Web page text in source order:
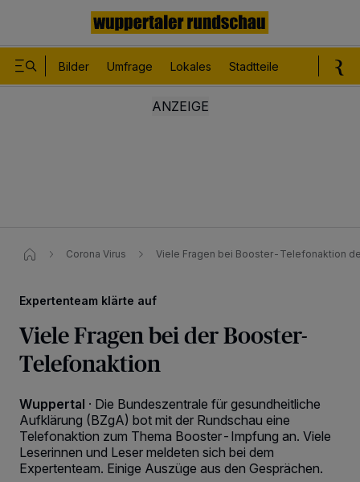
Bilder Umfrage Lokales Stadtteile
Corona Virus Viele Fragen bei Booster-Telefonaktion
Expertenteam klärte auf
Viele Fragen bei der Booster-
Telefonaktion
Wuppertal · Die Bundeszentrale für gesundheitliche
Aufklärung (BZgA) bot mit der Rundschau eine
Telefonaktion zum Thema Booster-Impfung an. Viele
Leserinnen und Leser meldeten sich bei dem
Expertenteam. Einige Auszüge aus den Gesprächen.